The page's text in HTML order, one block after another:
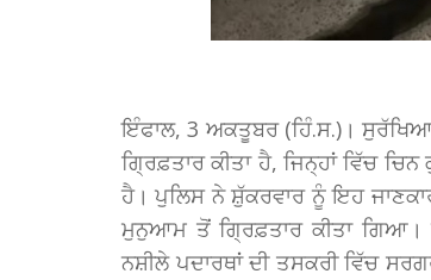
ਇੰਫਾਲ, 3 ਅਕਤੂਬਰ (ਹਿੰ.ਸ.)।
ਗ੍ਰਿਫ਼ਤਾਰ ਕੀਤਾ ਹੈ, ਜਿਨ੍ਹਾਂ ਵਿੱਚ
ਹੈ। ਪੁਲਿਸ ਨੇ ਸ਼ੁੱਕਰਵਾਰ ਨੂੰ ਇਹ
ਮੁਨੁਆਮ ਤੋਂ ਗ੍ਰਿਫ਼ਤਾਰ ਕੀਤਾ
ਨਸ਼ੀਲੇ ਪਦਾਰਥਾਂ ਦੀ ਤਸਕਰੀ ਵਿੱਚ